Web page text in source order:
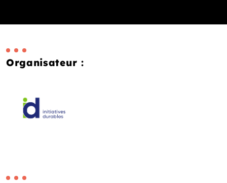
Organisateur :